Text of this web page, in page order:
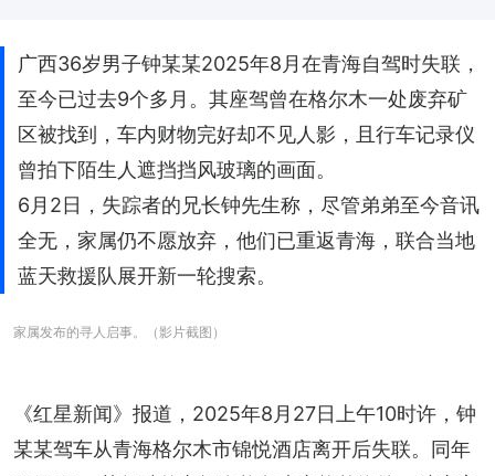
广西36岁男子钟某某2025年8月在青海自驾时失联，
至今已过去9个多月。其座驾曾在格尔木一处废弃矿
区被找到，车内财物完好却不见人影，且行车记录仪
曾拍下陌生人遮挡挡风玻璃的画面。
6月2日，失踪者的兄长钟先生称，尽管弟弟至今音讯
全无，家属仍不愿放弃，他们已重返青海，联合当地
蓝天救援队展开新一轮搜索。
家属发布的寻人启事。（影片截图）
《红星新闻》报道，2025年8月27日上午10时许，钟
某某驾车从青海格尔木市锦悦酒店离开后失联。同年